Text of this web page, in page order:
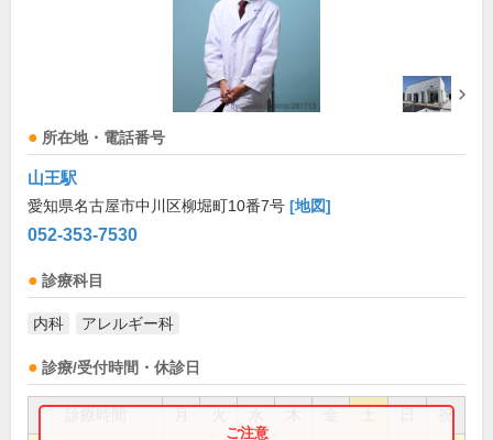
所在地・電話番号
山王駅
愛知県名古屋市中川区柳堀町10番7号 [地図]
052-353-7530
診療科目
内科 アレルギー科
診療/受付時間・休診日
祝